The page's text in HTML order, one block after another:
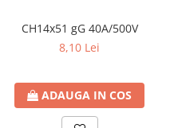
CH14x51 gG 40A/500V
8,10 Lei
ADAUGA IN COS